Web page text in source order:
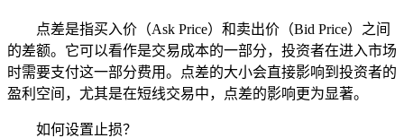
点差是指买入价（Ask Price）和卖出价（Bid Price）之间
的差额。它可以看作是交易成本的一部分，投资者在进入市场
时需要支付这一部分费用。点差的大小会直接影响到投资者的
盈利空间，尤其是在短线交易中，点差的影响更为显著。
如何设置止损？